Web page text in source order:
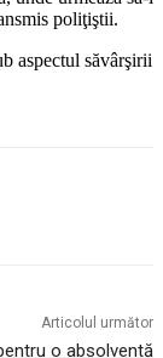
poliţiştii.
aspectul săvârşirii
Articolul următor
o absolventă